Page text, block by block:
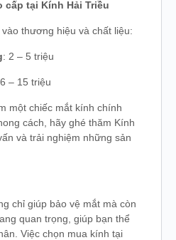
cấp tại Kính Hải Triều
thương hiệu và chất liệu:
: 2 – 5 triệu
– 15 triệu
một chiếc mắt kính chính
cách, hãy ghé thăm Kính
và trải nghiệm những sản
chỉ giúp bảo vệ mắt mà còn
quan trọng, giúp bạn thể
Việc chọn mua kính tại